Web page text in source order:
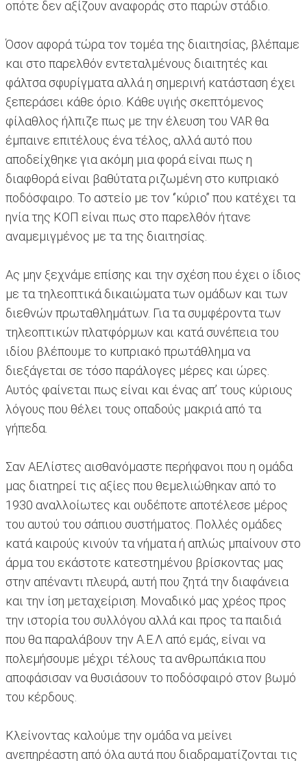
οπότε δεν αξίζουν αναφοράς στο παρών στάδιο.
Όσον αφορά τώρα τον τομέα της διαιτησίας, βλέπαμε
και στο παρελθόν εντεταλμένους διαιτητές και
φάλτσα σφυρίγματα αλλά η σημερινή κατάσταση έχει
ξεπεράσει κάθε όριο. Κάθε υγιής σκεπτόμενος
φίλαθλος ήλπιζε πως με την έλευση του VAR θα
έμπαινε επιτέλους ένα τέλος, αλλά αυτό που
αποδείχθηκε για ακόμη μια φορά είναι πως η
διαφθορά είναι βαθύτατα ριζωμένη στο κυπριακό
ποδόσφαιρο. Το αστείο με τον ‘’κύριο’’ που κατέχει τα
ηνία της ΚΟΠ είναι πως στο παρελθόν ήτανε
αναμεμιγμένος με τα της διαιτησίας.
Ας μην ξεχνάμε επίσης και την σχέση που έχει ο ίδιος
με τα τηλεοπτικά δικαιώματα των ομάδων και των
διεθνών πρωταθλημάτων. Για τα συμφέροντα των
τηλεοπτικών πλατφόρμων και κατά συνέπεια του
ιδίου βλέπουμε το κυπριακό πρωτάθλημα να
διεξάγεται σε τόσο παράλογες μέρες και ώρες.
Αυτός φαίνεται πως είναι και ένας απ’ τους κύριους
λόγους που θέλει τους οπαδούς μακριά από τα
γήπεδα.
Σαν ΑΕΛίστες αισθανόμαστε περήφανοι που η ομάδα
μας διατηρεί τις αξίες που θεμελιώθηκαν από το
1930 αναλλοίωτες και ουδέποτε αποτέλεσε μέρος
του αυτού του σάπιου συστήματος. Πολλές ομάδες
κατά καιρούς κινούν τα νήματα ή απλώς μπαίνουν στο
άρμα του εκάστοτε κατεστημένου βρίσκοντας μας
στην απέναντι πλευρά, αυτή που ζητά την διαφάνεια
και την ίση μεταχείριση. Μοναδικό μας χρέος προς
την ιστορία του συλλόγου αλλά και προς τα παιδιά
που θα παραλάβουν την Α.Ε.Λ από εμάς, είναι να
πολεμήσουμε μέχρι τέλους τα ανθρωπάκια που
αποφάσισαν να θυσιάσουν το ποδόσφαιρό στον βωμό
του κέρδους.
Κλείνοντας καλούμε την ομάδα να μείνει
ανεπηρέαστη από όλα αυτά που διαδραματίζονται τις